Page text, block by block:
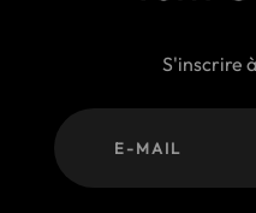
S'inscrire